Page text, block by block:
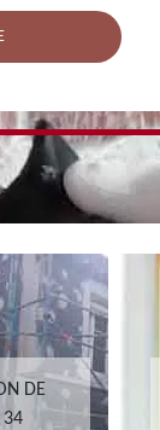
DE
34